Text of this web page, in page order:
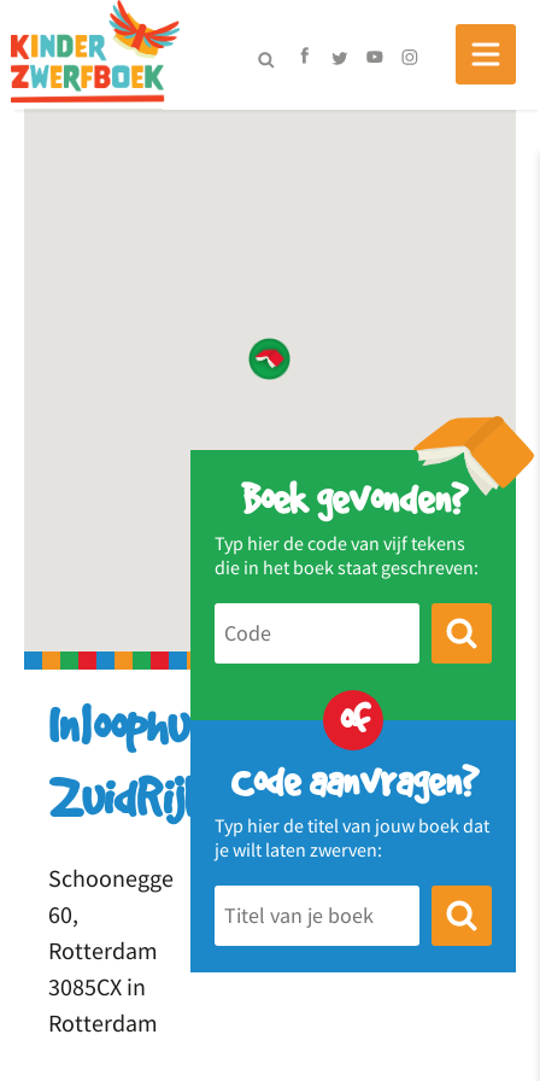
Boek gevonden?
Typ hier de code van vijf tekens
die in het boek staat geschreven:
of
Code aanvragen?
Typ hier de titel van jouw boek dat
je wilt laten zwerven:
Inloophuis
ZuidRijk
Schoonegge
60,
Rotterdam
3085CX in
Rotterdam